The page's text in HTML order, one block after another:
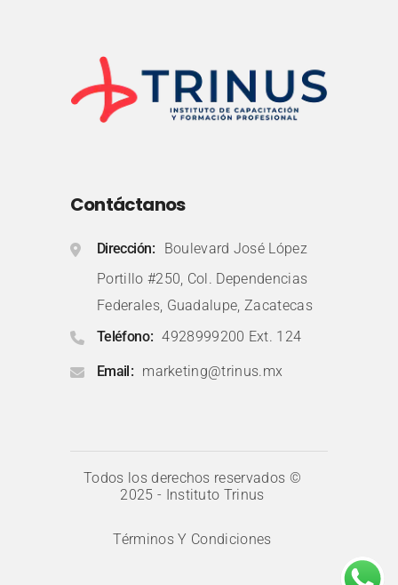
Contáctanos
Dirección
Boulevard José López
Portillo #250, Col. Dependencias
Federales, Guadalupe, Zacatecas
Teléfono
4928999200 Ext. 124
Email marketing@trinus.mx
Todos los derechos reservados ©
2025 - Instituto Trinus
Términos Y Condiciones